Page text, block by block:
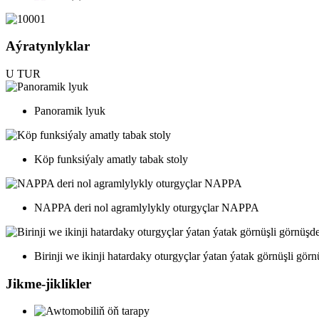
Aýratynlyklar
U TUR
Panoramik lyuk
Köp funksiýaly amatly tabak stoly
NAPPA deri nol agramlylykly oturgyçlar NAPPA
Birinji we ikinji hatardaky oturgyçlar ýatan ýatak görnüşli
Jikme-jiklikler